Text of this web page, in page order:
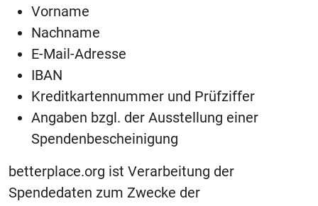
Vorname
Nachname
E-Mail-Adresse
IBAN
Kreditkartennummer und Prüfziffer
Angaben bzgl. der Ausstellung einer
Spendenbescheinigung
betterplace.org ist Verarbeitung der
Spendedaten zum Zwecke der